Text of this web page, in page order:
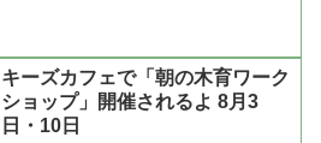
キーズカフェで「朝の木育ワーク
ショップ」開催されるよ 8月3
日・10日